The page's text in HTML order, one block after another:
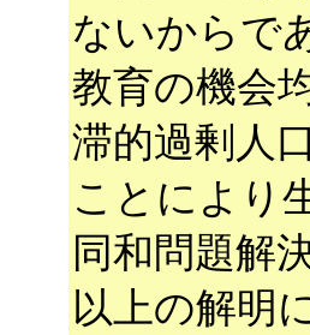
ないからで
教育の機会
滞的過剰人
ことにより
同和問題解
以上の解明